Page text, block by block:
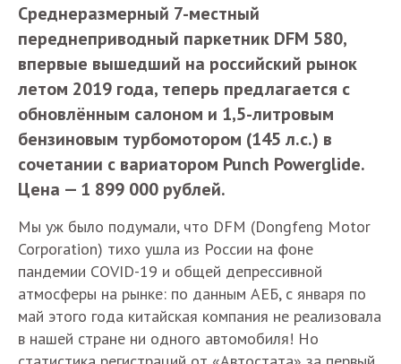
Среднеразмерный 7-местный
переднеприводный паркетник DFM 580,
впервые вышедший на российский рынок
летом 2019 года, теперь предлагается с
обновлённым салоном и 1,5-литровым
бензиновым турбомотором (145 л.с.) в
сочетании с вариатором Punch Powerglide.
Цена — 1 899 000 рублей.
Мы уж было подумали, что DFM (Dongfeng Motor
Corporation) тихо ушла из России на фоне
пандемии COVID-19 и общей депрессивной
атмосферы на рынке: по данным АЕБ, с января по
май этого года китайская компания не реализовала
в нашей стране ни одного автомобиля! Но